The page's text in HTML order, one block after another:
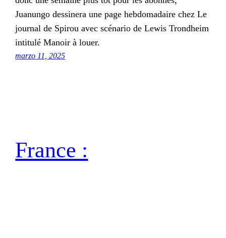
Juanungo dessinera une page hebdomadaire chez Le
journal de Spirou avec scénario de Lewis Trondheim
intitulé Manoir à louer.
marzo 11, 2025
France :